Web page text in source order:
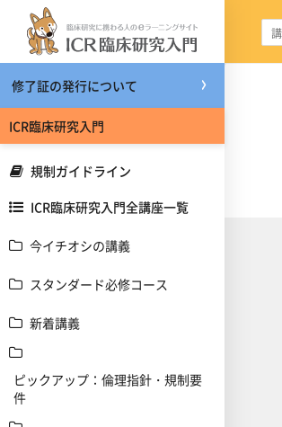
メインコンテンツへスキップする
修了証の発行について
ICR臨床研究入門
規制ガイドライン
ICR臨床研究入門全講座一覧
今イチオシの講義
スタンダード必修コース
新着講義
ピックアップ：倫理指針・規制要
件